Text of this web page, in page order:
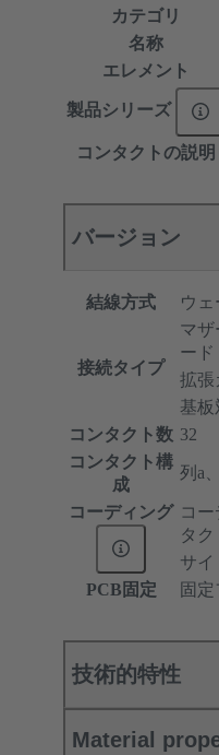
カテゴリ
名称
エレメント
製品シリーズ
コンタクトの説明
バージョン
結線方式 ウ
接続タイプ
マザ
ード
拡張
基板
コンタクト数 32
コンタクト構
成
列a
コーディング コ
タク
サイ
PCB固定
固
技術的特性
Material